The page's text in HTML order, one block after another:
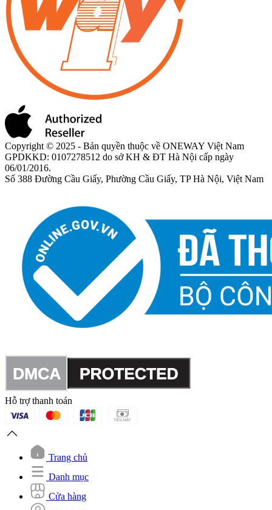
Copyright © 2025 - Bản quyền thuộc về ONEWAY Việt Nam
GPDKKD: 0107278512 do sở KH & ĐT Hà Nội cấp ngày
06/01/2016.
Số 388 Đường Cầu Giấy, Phường Cầu Giấy, TP Hà Nội, Việt Nam
Hỗ trợ thanh toán
Trang chủ
Danh mục
Cửa hàng